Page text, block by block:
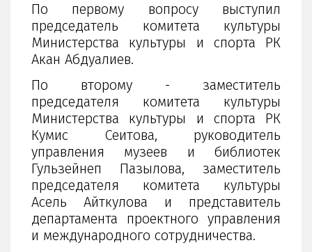
По первому вопросу выступил
председатель комитета культуры
Министерства культуры и спорта РК
Акан Абдуалиев.
По второму - заместитель
председателя комитета культуры
Министерства культуры и спорта РК
Кумис Сеитова, руководитель
управления музеев и библиотек
Гульзейнеп Пазылова, заместитель
председателя комитета культуры
Асель Айткулова и представитель
департамента проектного управления
и международного сотрудничества.